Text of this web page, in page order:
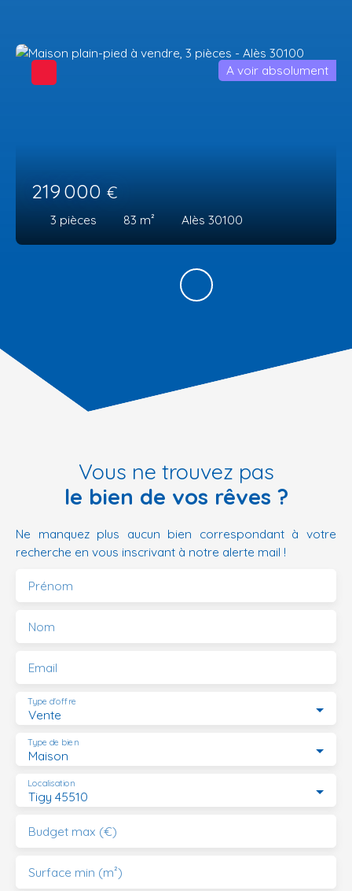
219 000 €
3 pièces 83 m² Alès 30100
A voir absolument
Vous ne trouvez pas
le bien de vos rêves ?
Ne manquez plus aucun bien correspondant à votre
recherche en vous inscrivant à notre alerte mail !
Prénom
Nom
Email
Vente
Type d'offre
Maison
Type de bien
Tigy 45510
Localisation
Budget max (€)
Surface min (m²)